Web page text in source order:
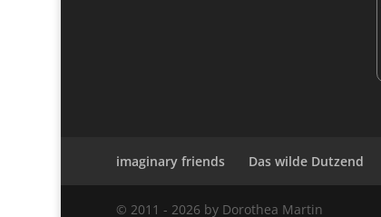
imaginary friends Das wilde Dutzend
© 2011 - 2026 by Dorothea Martin